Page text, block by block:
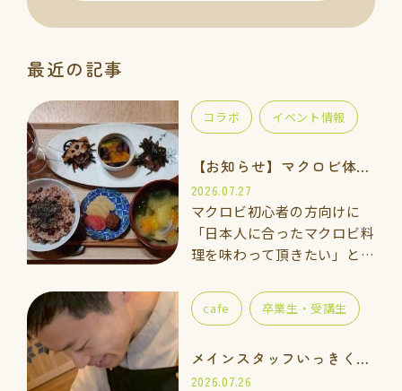
最近の記事
【お知らせ】マクロビ体験会のご案内
2026.07.27
マクロビ初心者の方向けに
「日本人に合ったマクロビ料
理を味わって頂きたい」と思
た。 一緒に手を動かしなが
ら「玄米ご飯、ごま塩、重ね
てみませんか…
コラボ イベント情報
メインスタッフいっきくんのご紹介
2026.07.26
cafe 卒業生・受講生